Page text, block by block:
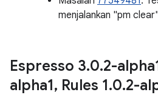
menjalankan "pm
Espresso 3.0.2-
alpha1, Rules 1.0.2-